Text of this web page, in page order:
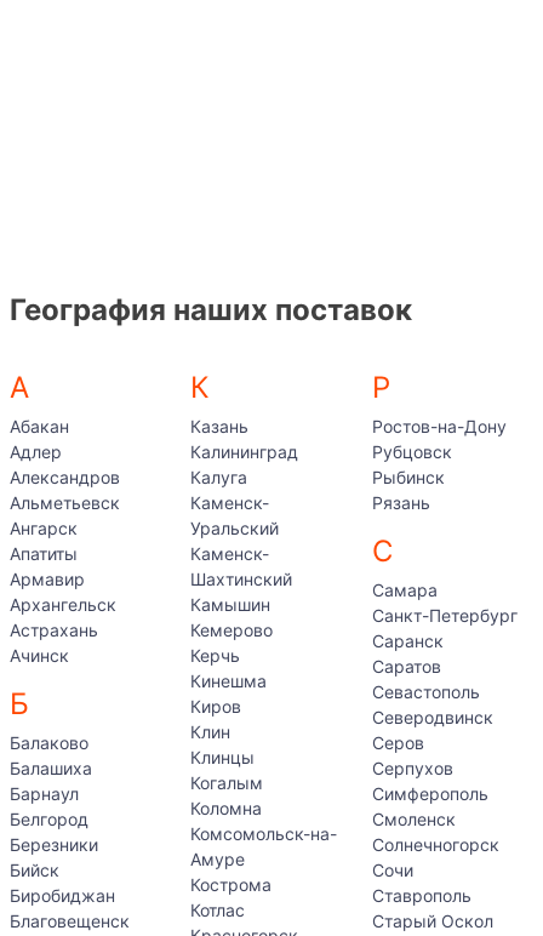
География наших поставок
А
Абакан
Адлер
Александров
Альметьевск
Ангарск
Апатиты
Армавир
Архангельск
Астрахань
Ачинск
Б
Балаково
Балашиха
Барнаул
Белгород
Березники
Бийск
Биробиджан
Благовещенск
К
Казань
Калининград
Калуга
Каменск-
Уральский
Каменск-
Шахтинский
Камышин
Кемерово
Керчь
Кинешма
Киров
Клин
Клинцы
Когалым
Коломна
Комсомольск-на-
Амуре
Кострома
Котлас
Р
Ростов-на-Дону
Рубцовск
Рыбинск
Рязань
С
Самара
Санкт-Петербург
Саранск
Саратов
Севастополь
Северодвинск
Серов
Серпухов
Симферополь
Смоленск
Солнечногорск
Сочи
Ставрополь
Старый Оскол